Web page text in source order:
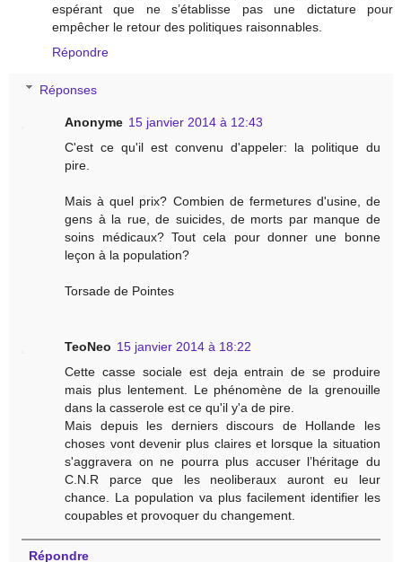
espérant que ne s’établisse pas une dictature pour
empêcher le retour des politiques raisonnables.
Répondre
Réponses
Anonyme 15 janvier 2014 à 12:43
C'est ce qu'il est convenu d'appeler: la politique du
pire.
Mais à quel prix? Combien de fermetures d'usine, de
gens à la rue, de suicides, de morts par manque de
soins médicaux? Tout cela pour donner une bonne
leçon à la population?
Torsade de Pointes
TeoNeo 15 janvier 2014 à 18:22
Cette casse sociale est deja entrain de se produire
mais plus lentement. Le phénomène de la grenouille
dans la casserole est ce qu'il y'a de pire.
Mais depuis les derniers discours de Hollande les
choses vont devenir plus claires et lorsque la situation
s'aggravera on ne pourra plus accuser l’héritage du
C.N.R parce que les neoliberaux auront eu leur
chance. La population va plus facilement identifier les
coupables et provoquer du changement.
Répondre